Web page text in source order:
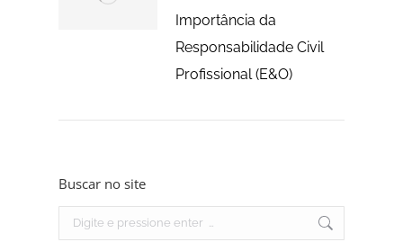
Importância da
Responsabilidade Civil
Profissional (E&O)
Buscar no site
Search: